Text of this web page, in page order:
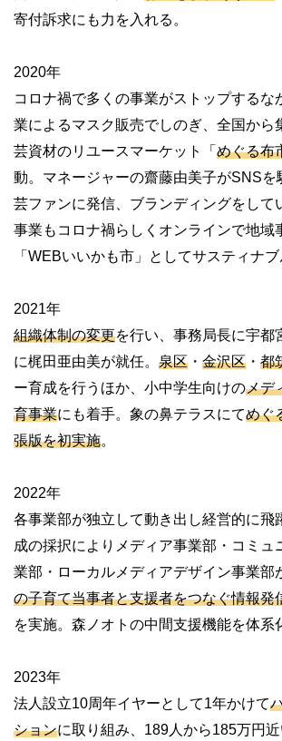
寄付訴求にも力を入れる。
2020年
コロナ禍で多くの事業がストップするな
業によるマスク販売でしのぎ、全国から
芸資材のリユースマーケット「 めぐる布
動。マネージャーの齋藤由美子がSNSを
芸ファンに発信、ブランディングをして
事業もコロナ禍らしくオンラインで地域
「WEBいいかも市」としてサスティナブ
2021年
組織体制の変更を行い、事務局長に宇都
に梶田亜由美が就任。 泉区 ・ 金沢区 ・ 都
ー育成を行うほか、小中学生向けのメデ
育事業にも着手。象の鼻テラスにてめぐ
張版を初実施。
2022年
各事業部が独立して動き出し経営的に飛
成の採択によりメディア事業部・コミュ
業部・ローカルメディアデザイン事業部
の子育て当事者と支援者をつなぐ情報発
を実施。森ノオトの中間支援機能を体系
2023年
法人設立10周年イヤーとして1年かけて
ションに取り組み、189人から185万円